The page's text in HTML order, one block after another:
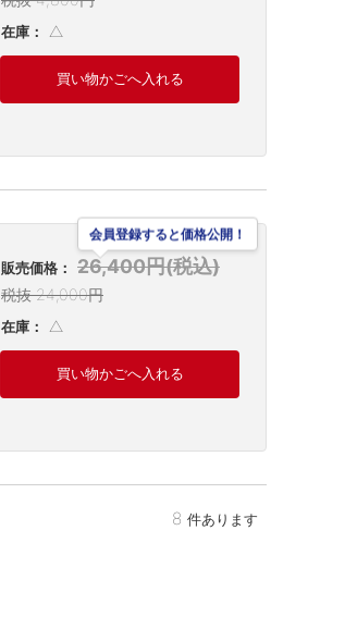
在庫： △
買い物かごへ入れる
販売価格： 26,400円(税込)
会員登録すると価格公開！
税抜 24,000円
在庫： △
買い物かごへ入れる
8 件あります